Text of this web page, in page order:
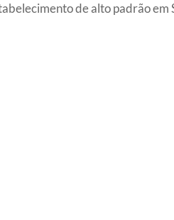
de alto padrão em